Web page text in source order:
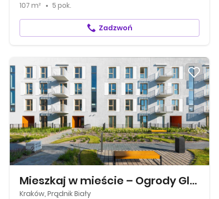
107 m² 5 pok.
Zadzwoń
Mieszkaj w mieście – Ogrody Glogera
Kraków, Prądnik Biały